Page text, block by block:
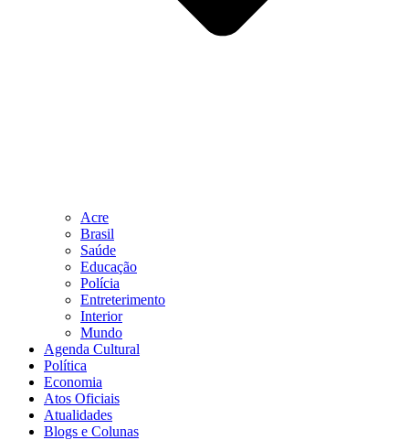
Acre
Brasil
Saúde
Educação
Polícia
Entreterimento
Interior
Mundo
Agenda Cultural
Política
Economia
Atos Oficiais
Atualidades
Blogs e Colunas